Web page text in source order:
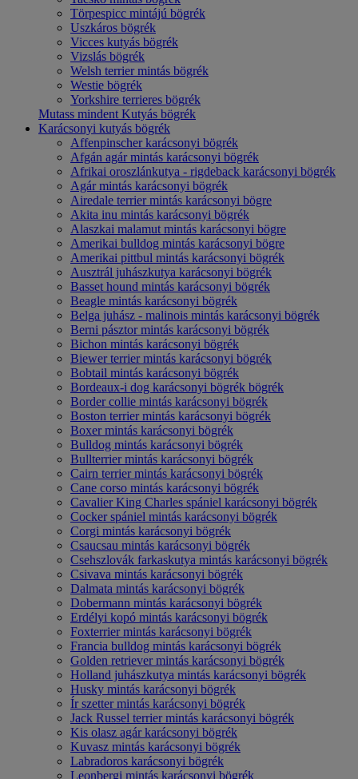
Törpespicc mintájú bögrék
Uszkáros bögrék
Vicces kutyás bögrék
Vizslás bögrék
Welsh terrier mintás bögrék
Westie bögrék
Yorkshire terrieres bögrék
Mutass mindent Kutyás bögrék
Karácsonyi kutyás bögrék
Affenpinscher karácsonyi bögrék
Afgán agár mintás karácsonyi bögrék
Afrikai oroszlánkutya - rigdeback karácsonyi bögrék
Agár mintás karácsonyi bögrék
Airedale terrier mintás karácsonyi bögre
Akita inu mintás karácsonyi bögrék
Alaszkai malamut mintás karácsonyi bögre
Amerikai bulldog mintás karácsonyi bögre
Amerikai pittbul mintás karácsonyi bögrék
Ausztrál juhászkutya karácsonyi bögrék
Basset hound mintás karácsonyi bögrék
Beagle mintás karácsonyi bögrék
Belga juhász - malinois mintás karácsonyi bögrék
Berni pásztor mintás karácsonyi bögrék
Bichon mintás karácsonyi bögrék
Biewer terrier mintás karácsonyi bögrék
Bobtail mintás karácsonyi bögrék
Bordeaux-i dog karácsonyi bögrék bögrék
Border collie mintás karácsonyi bögrék
Boston terrier mintás karácsonyi bögrék
Boxer mintás karácsonyi bögrék
Bulldog mintás karácsonyi bögrék
Bullterrier mintás karácsonyi bögrék
Cairn terrier mintás karácsonyi bögrék
Cane corso mintás karácsonyi bögrék
Cavalier King Charles spániel karácsonyi bögrék
Cocker spániel mintás karácsonyi bögrék
Corgi mintás karácsonyi bögrék
Csaucsau mintás karácsonyi bögrék
Csehszlovák farkaskutya mintás karácsonyi bögrék
Csivava mintás karácsonyi bögrék
Dalmata mintás karácsonyi bögrék
Dobermann mintás karácsonyi bögrék
Erdélyi kopó mintás karácsonyi bögrék
Foxterrier mintás karácsonyi bögrék
Francia bulldog mintás karácsonyi bögrék
Golden retriever mintás karácsonyi bögrék
Holland juhászkutya mintás karácsonyi bögrék
Husky mintás karácsonyi bögrék
Ír szetter mintás karácsonyi bögrék
Jack Russel terrier mintás karácsonyi bögrék
Kis olasz agár karácsonyi bögrék
Kuvasz mintás karácsonyi bögrék
Labradoros karácsonyi bögrék
Leonbergi mintás karácsonyi bögrék